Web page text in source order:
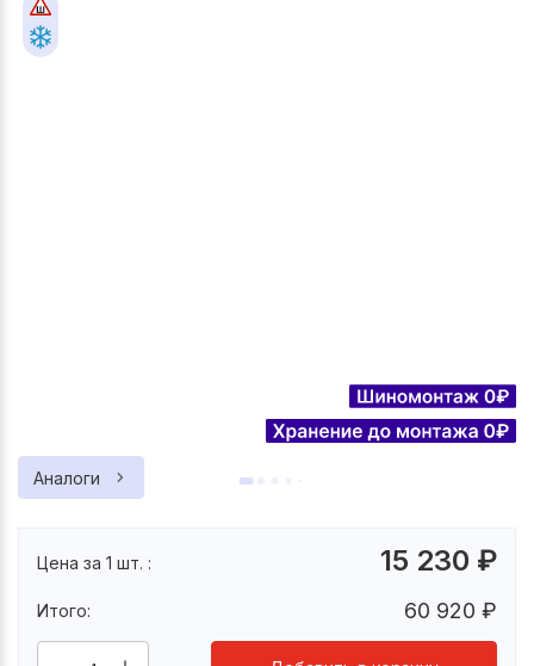
Аналоги
Цена за 1 шт. : 15 230 ₽
Итого: 60 920 ₽